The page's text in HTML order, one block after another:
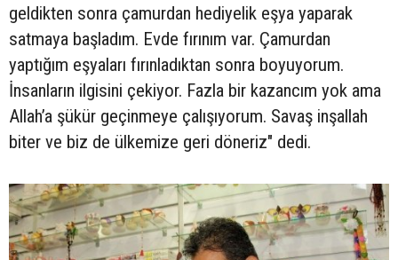
geldikten sonra çamurdan hediyelik eşya yaparak
satmaya başladım. Evde fırınım var. Çamurdan
yaptığım eşyaları fırınladıktan sonra boyuyorum.
İnsanların ilgisini çekiyor. Fazla bir kazancım yok ama
Allah’a şükür geçinmeye çalışıyorum. Savaş inşallah
biter ve biz de ülkemize geri döneriz" dedi.